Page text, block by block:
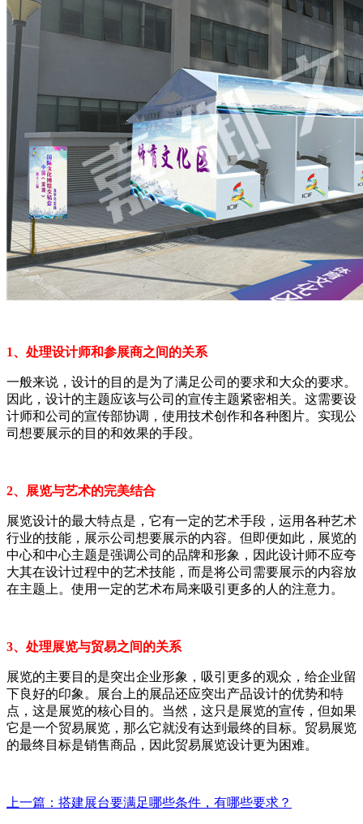
1、处理设计师和参展商之间的关系
一般来说，设计的目的是为了满足公司的要求和大众的要求。
因此，设计的主题应该与公司的宣传主题紧密相关。这需要设
计师和公司的宣传部协调，使用技术创作和各种图片。实现公
司想要展示的目的和效果的手段。
2、展览与艺术的完美结合
展览设计的最大特点是，它有一定的艺术手段，运用各种艺术
行业的技能，展示公司想要展示的内容。但即便如此，展览的
中心和中心主题是强调公司的品牌和形象，因此设计师不应夸
大其在设计过程中的艺术技能，而是将公司需要展示的内容放
在主题上。使用一定的艺术布局来吸引更多的人的注意力。
3、处理展览与贸易之间的关系
展览的主要目的是突出企业形象，吸引更多的观众，给企业留
下良好的印象。展台上的展品还应突出产品设计的优势和特
点，这是展览的核心目的。当然，这只是展览的宣传，但如果
它是一个贸易展览，那么它就没有达到最终的目标。贸易展览
的最终目标是销售商品，因此贸易展览设计更为困难。
上一篇：搭建展台要满足哪些条件，有哪些要求？